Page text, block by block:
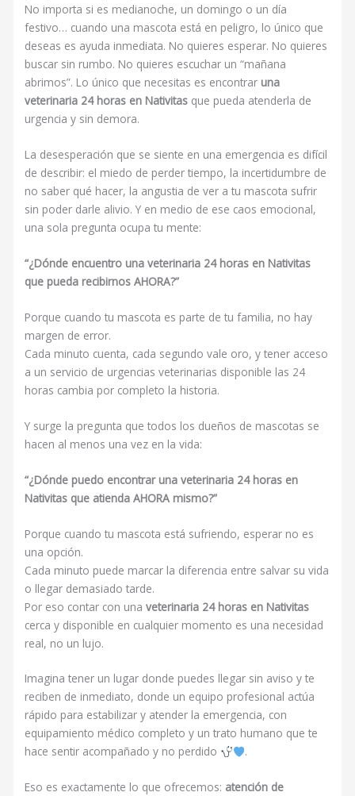
No importa si es medianoche, un domingo o un día
festivo… cuando una mascota está en peligro, lo único que
deseas es ayuda inmediata. No quieres esperar. No quieres
buscar sin rumbo. No quieres escuchar un “mañana
abrimos”. Lo único que necesitas es encontrar una
veterinaria 24 horas en Nativitas que pueda atenderla de
urgencia y sin demora.
La desesperación que se siente en una emergencia es difícil
de describir: el miedo de perder tiempo, la incertidumbre de
no saber qué hacer, la angustia de ver a tu mascota sufrir
sin poder darle alivio. Y en medio de ese caos emocional,
una sola pregunta ocupa tu mente:
“¿Dónde encuentro una veterinaria 24 horas en Nativitas
que pueda recibirnos AHORA?”
Porque cuando tu mascota es parte de tu familia, no hay
margen de error.
Cada minuto cuenta, cada segundo vale oro, y tener acceso
a un servicio de urgencias veterinarias disponible las 24
horas cambia por completo la historia.
Y surge la pregunta que todos los dueños de mascotas se
hacen al menos una vez en la vida:
“¿Dónde puedo encontrar una veterinaria 24 horas en
Nativitas que atienda AHORA mismo?”
Porque cuando tu mascota está sufriendo, esperar no es
una opción.
Cada minuto puede marcar la diferencia entre salvar su vida
o llegar demasiado tarde.
Por eso contar con unaveterinaria 24 horas en Nativitas
cerca y disponible en cualquier momento es una necesidad
real, no un lujo.
Imagina tener un lugar donde puedes llegar sin aviso y te
reciben de inmediato, donde un equipo profesional actúa
rápido para estabilizar y atender la emergencia, con
equipamiento médico completo y un trato humano que te
hace sentir acompañado y no perdido
.
Eso es exactamente lo que ofrecemos: atención de